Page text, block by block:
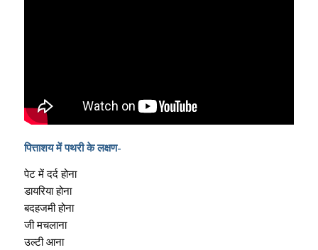
पित्ताशय में पथरी के लक्षण-
पेट में दर्द होना
डायरिया होना
बदहजमी होना
जी मचलाना
उल्टी आना